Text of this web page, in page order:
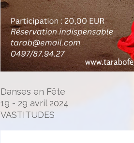
Danses en Fête
19 - 29 avril 2024
VASTITUDES